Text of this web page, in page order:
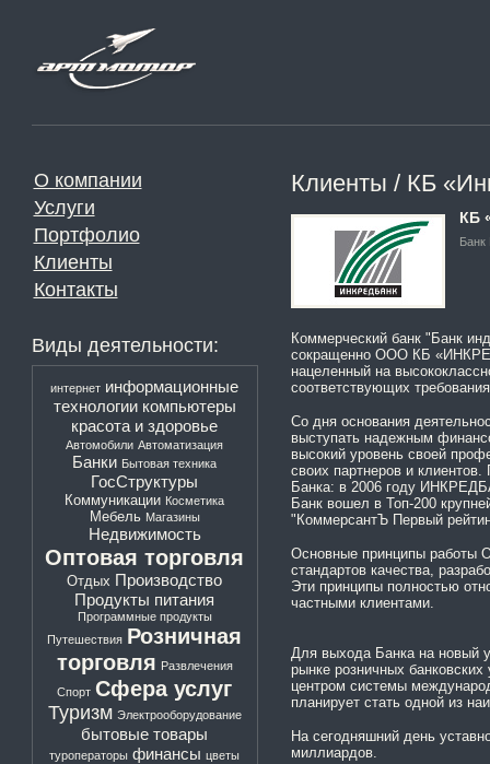
О компании
Услуги
Портфолио
Клиенты
Контакты
Виды деятельности:
интернет информационные
технологии компьютеры
красота и здоровье
Автомобили Автоматизация
Банки Бытовая техника
ГосСтруктуры
Коммуникации Косметика
Мебель Магазины
Недвижимость
Оптовая торговля
Отдых Производство
Продукты питания
Программные продукты
Путешествия Розничная
торговля Развлечения
Спорт Сфера услуг
Туризм Электрооборудование
бытовые товары
туроператоры финансы цветы
Клиенты / КБ
КБ
Банк
Коммерческий банк "Банк
сокращенно ООО КБ
нацеленный на
соответствующих
Со дня основания
выступать надежным
высокий уровень своей
своих партнеров и
Банка: в 2006 году
Банк вошел в Топ-200
"КоммерсантЪ Первый
Основные принципы работы
стандартов качества,
Эти принципы полностью
частными клиентами.
Для выхода Банка на новый
рынке розничных
центром системы
планирует стать одной из
На сегодняшний день
миллиардов.